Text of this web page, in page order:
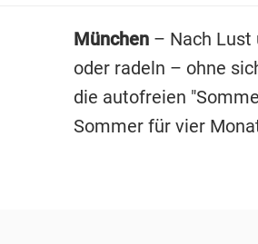
München – Nach Lust
oder radeln – ohne
die autofreien
Sommer für vier